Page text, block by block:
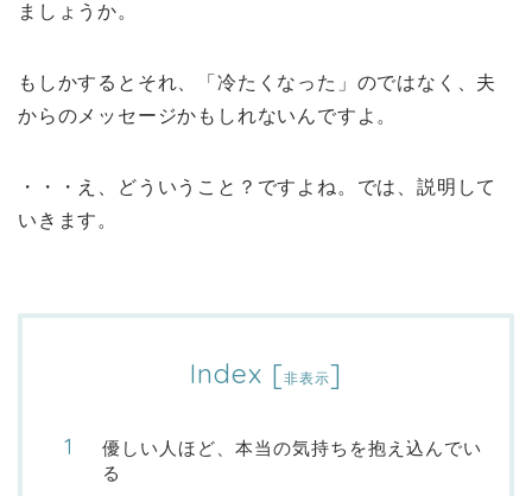
ましょうか。
もしかするとそれ、「冷たくなった」のではなく、夫
からのメッセージかもしれないんですよ。
・・・え、どういうこと？ですよね。では、説明して
いきます。
Index [非表示]
優しい人ほど、本当の気持ちを抱え込んでい
る